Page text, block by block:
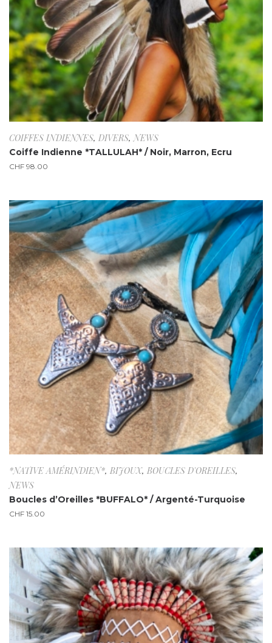
COIFFES INDIENNES, DIVERS,NEWS
Coiffe Indienne *TALLULAH* / Noir, Marron, Ecru
CHF 98.00
*NATIVE AMÉRINDIEN*, BIJOUX, BOUCLES D'OREILLES,
NEWS
Boucles d’Oreilles *BUFFALO* / Argenté-Turquoise
CHF 15.00